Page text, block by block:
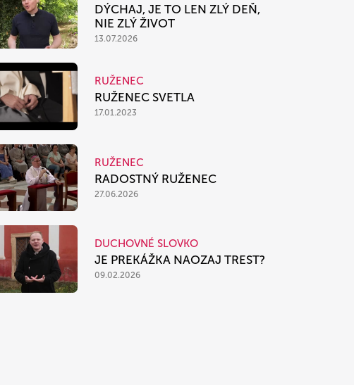
DÝCHAJ, JE TO LEN ZLÝ DEŇ,
NIE ZLÝ ŽIVOT
13.07.2026
RUŽENEC
RUŽENEC SVETLA
17.01.2023
RUŽENEC
RADOSTNÝ RUŽENEC
27.06.2026
DUCHOVNÉ SLOVKO
JE PREKÁŽKA NAOZAJ TREST?
09.02.2026